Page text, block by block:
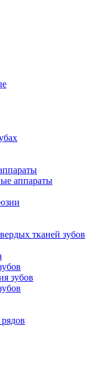
аппараты
тканей зубов
зубов